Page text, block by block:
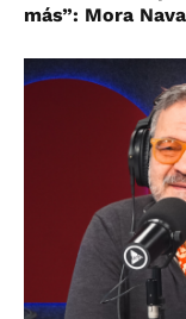
más”: Mora